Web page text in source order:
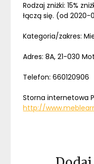
Rodzaj zniżki: 15%
łączą się. (od 2020-
Kategoria/zakres:
Adres: 8A, 21-030
Telefon: 660120906
Storna internetowa
http://